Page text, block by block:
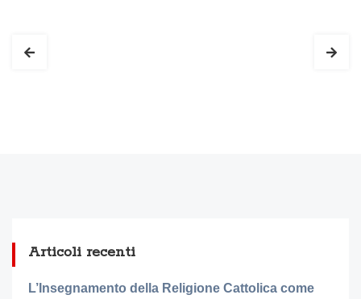
Articoli recenti
L’Insegnamento della Religione Cattolica come